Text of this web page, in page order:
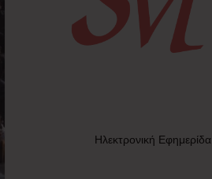
Ηλεκτρονική Εφημερίδα